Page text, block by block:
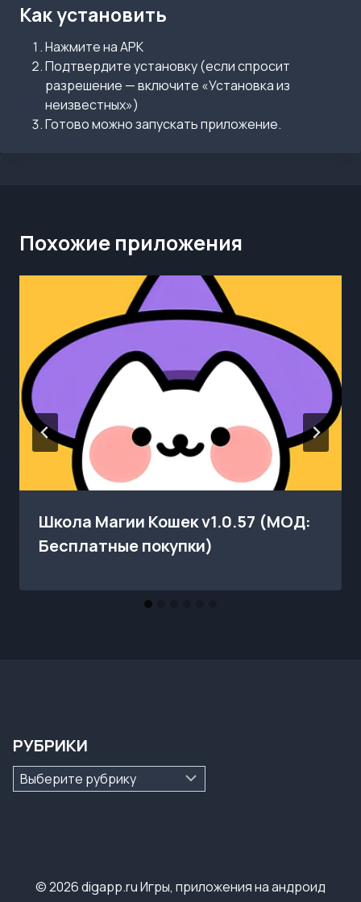
Как установить
Нажмите на APK
Подтвердите установку (если спросит
разрешение — включите «Установка из
неизвестных»)
Готово можно запускать приложение.
Похожие приложения
Школа Магии Кошек v1.0.57 (МОД:
Бесплатные покупки)
РУБРИКИ
Рубрики
© 2026 digapp.ru Игры, приложения на андроид